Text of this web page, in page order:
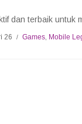
dan terbaik untuk
26 / Games, Mobile